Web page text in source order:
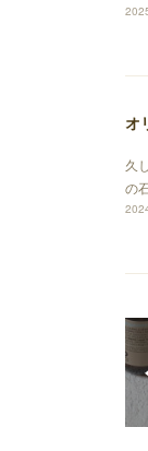
オ
久
の